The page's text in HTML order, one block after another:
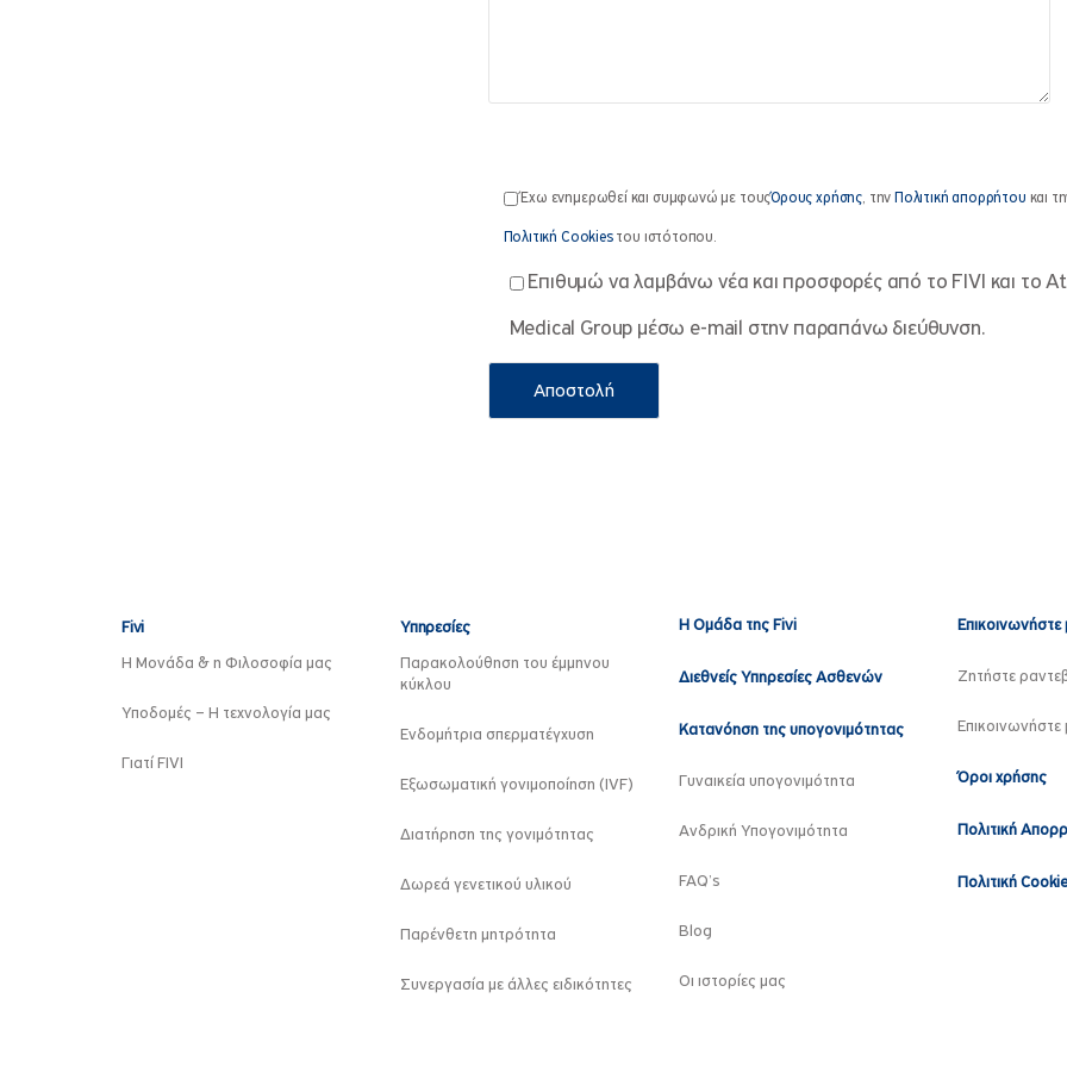
Έχω ενημερωθεί και συμφωνώ με τουςΌρους χρήσης, την Πολιτική απορρήτου και
Πολιτική Cookiesτου ιστότοπου.
Επιθυμώ να λαμβάνω νέα και προσφορές από το FIVI και το
Medical Group μέσω e-mail στην παραπάνω διεύθυνση.
Fivi
Η Μονάδα & η Φιλοσοφία μας
Υποδομές – Η τεχνολογία μας
Γιατί FIVI
Υπηρεσίες
Παρακολούθηση του έμμηνου
κύκλου
Ενδομήτρια σπερματέγχυση
Εξωσωματική γονιμοποίηση (IVF)
Διατήρηση της γονιμότητας
Δωρεά γενετικού υλικού
Παρένθετη μητρότητα
Συνεργασία με άλλες ειδικότητες
Η Ομάδα της Fivi
Διεθνείς Υπηρεσίες Ασθενών
Κατανόηση της υπογονιμότητας
Γυναικεία υπογονιμότητα
Ανδρική Υπογονιμότητα
FAQ’s
Blog
Οι ιστορίες μας
Επικοινωνήστε
Ζητήστε
Επικοινωνήστε
Όροι χρήσης
Πολιτική
Πολιτική